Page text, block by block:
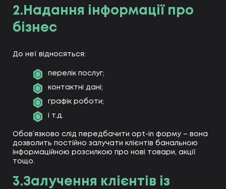
2.Надання інформації про
бізнес
До неї відносяться:
перелік послуг;
контактні дані;
графік роботи;
і т.д.
Обов’язково слід передбачити opt-in форму – вона
дозволить постійно залучати клієнтів банальною
інформаційною розсилкою про нові товари, акції
тощо.
3.Залучення клієнтів із